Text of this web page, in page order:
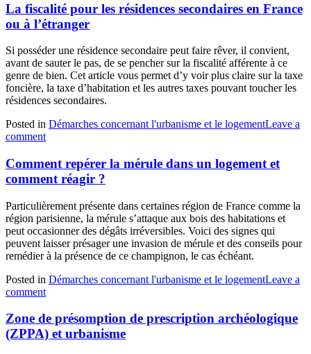
La fiscalité pour les résidences secondaires en France
ou à l’étranger
Si posséder une résidence secondaire peut faire rêver, il convient,
avant de sauter le pas, de se pencher sur la fiscalité afférente à ce
genre de bien. Cet article vous permet d’y voir plus claire sur la taxe
foncière, la taxe d’habitation et les autres taxes pouvant toucher les
résidences secondaires.
Posted in Démarches concernant l'urbanisme et le logementLeave a
comment
Comment repérer la mérule dans un logement et
comment réagir ?
Particulièrement présente dans certaines région de France comme la
région parisienne, la mérule s’attaque aux bois des habitations et
peut occasionner des dégâts irréversibles. Voici des signes qui
peuvent laisser présager une invasion de mérule et des conseils pour
remédier à la présence de ce champignon, le cas échéant.
Posted in Démarches concernant l'urbanisme et le logementLeave a
comment
Zone de présomption de prescription archéologique
(ZPPA) et urbanisme